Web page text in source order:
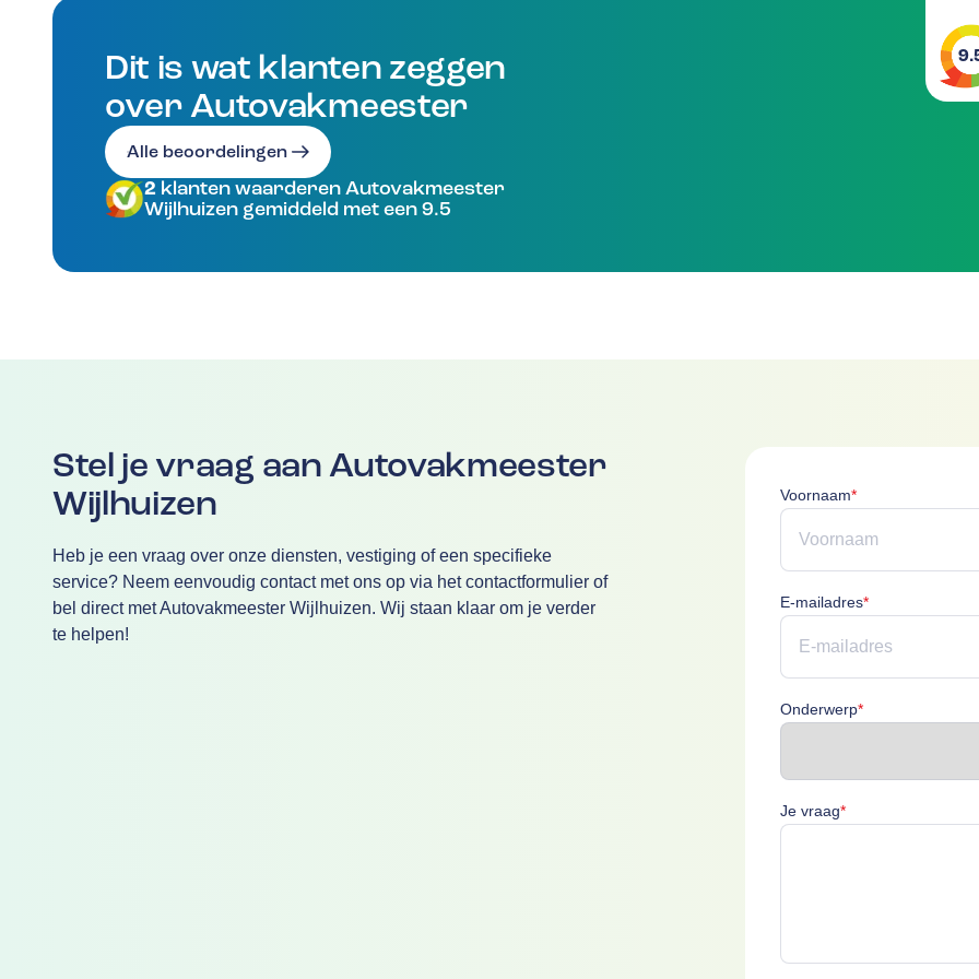
Dit is wat klanten zeggen
over Autovakmeester
Alle beoordelingen
2 klanten waarderen Autovakmeester
Wijlhuizen gemiddeld met een 9.5
Stel je vraag aan Autovakmeester
Wijlhuizen
Heb je een vraag over onze diensten, vestiging of een specifieke
service? Neem eenvoudig contact met ons op via het contactformulier of
bel direct met Autovakmeester Wijlhuizen. Wij staan klaar om je verder
te helpen!
Voornaam*Voornaam is
E-mailadres*E-mailadres is
Onderwerp*Onderwerp is
Je vraag*Je vraag is